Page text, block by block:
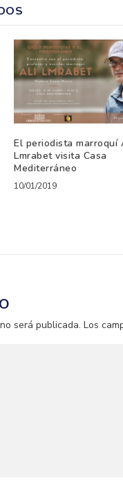
El periodista marroquí
Lmrabet visita Casa
Mediterráneo
10/01/2019
será publicada. Los